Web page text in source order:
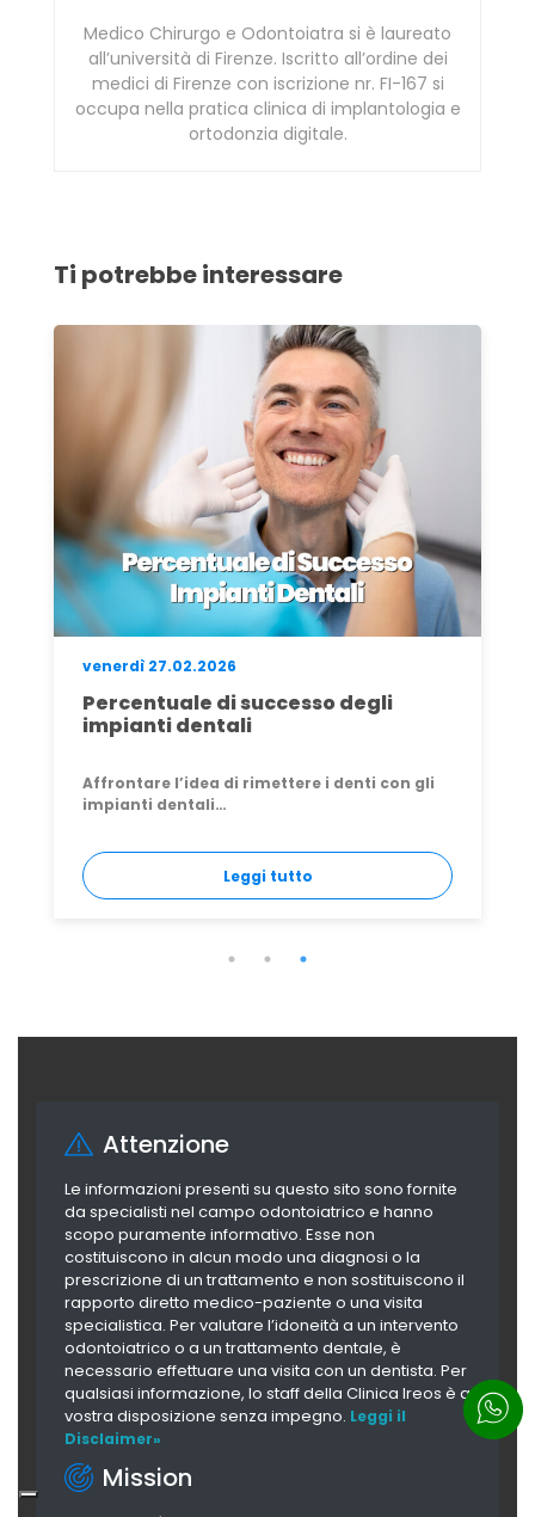
Medico Chirurgo e Odontoiatra si è laureato
all’università di Firenze. Iscritto all’ordine dei
medici di Firenze con iscrizione nr. FI-167 si
occupa nella pratica clinica di implantologia e
ortodonzia digitale.
Ti potrebbe interessare
lunedì 27.04.2026
Rimuovere un impianto dentale:
quando, come e perché farlo (e
Ti sei svegliato una mattina con un dolore
Leggi tutto
Attenzione
Le informazioni presenti su questo sito sono fornite
da specialisti nel campo odontoiatrico e hanno
scopo puramente informativo. Esse non
costituiscono in alcun modo una diagnosi o la
prescrizione di un trattamento e non sostituiscono il
rapporto diretto medico-paziente o una visita
specialistica. Per valutare l’idoneità a un intervento
odontoiatrico o a un trattamento dentale, è
necessario effettuare una visita con un dentista. Per
qualsiasi informazione, lo staff della Clinica Ireos è a
vostra disposizione senza impegno. Leggi il
Disclaimer»
Mission